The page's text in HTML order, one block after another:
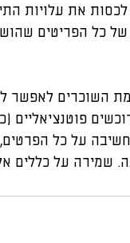
את עלויות
של כל הפריטים
השוכרים לאפשר
פוטנציאליים
על כל
שמירה על כללים